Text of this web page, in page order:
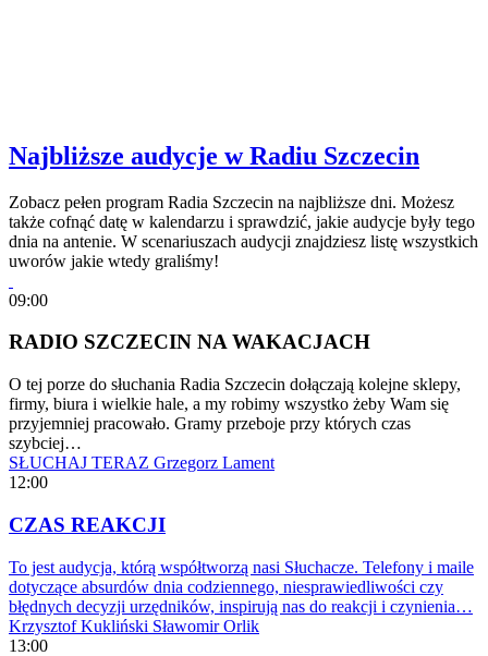
Najbliższe audycje w Radiu Szczecin
Zobacz pełen program Radia Szczecin na najbliższe dni. Możesz
także cofnąć datę w kalendarzu i sprawdzić, jakie audycje były tego
dnia na antenie. W scenariuszach audycji znajdziesz listę wszystkich
uworów jakie wtedy graliśmy!
09:00
RADIO SZCZECIN NA WAKACJACH
O tej porze do słuchania Radia Szczecin dołączają kolejne sklepy,
firmy, biura i wielkie hale, a my robimy wszystko żeby Wam się
przyjemniej pracowało. Gramy przeboje przy których czas
szybciej…
SŁUCHAJ TERAZ Grzegorz Lament
12:00
CZAS REAKCJI
To jest audycja, którą współtworzą nasi Słuchacze. Telefony i maile
dotyczące absurdów dnia codziennego, niesprawiedliwości czy
błędnych decyzji urzędników, inspirują nas do reakcji i czynienia…
Krzysztof Kukliński Sławomir Orlik
13:00